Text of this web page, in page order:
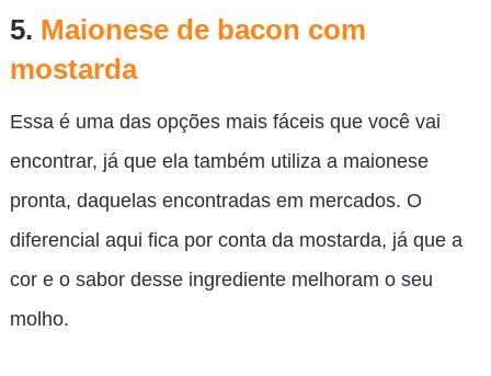
5. Maionese de bacon com
mostarda
Essa é uma das opções mais fáceis que você vai
encontrar, já que ela também utiliza a maionese
pronta, daquelas encontradas em mercados. O
diferencial aqui fica por conta da mostarda, já que a
cor e o sabor desse ingrediente melhoram o seu
molho.